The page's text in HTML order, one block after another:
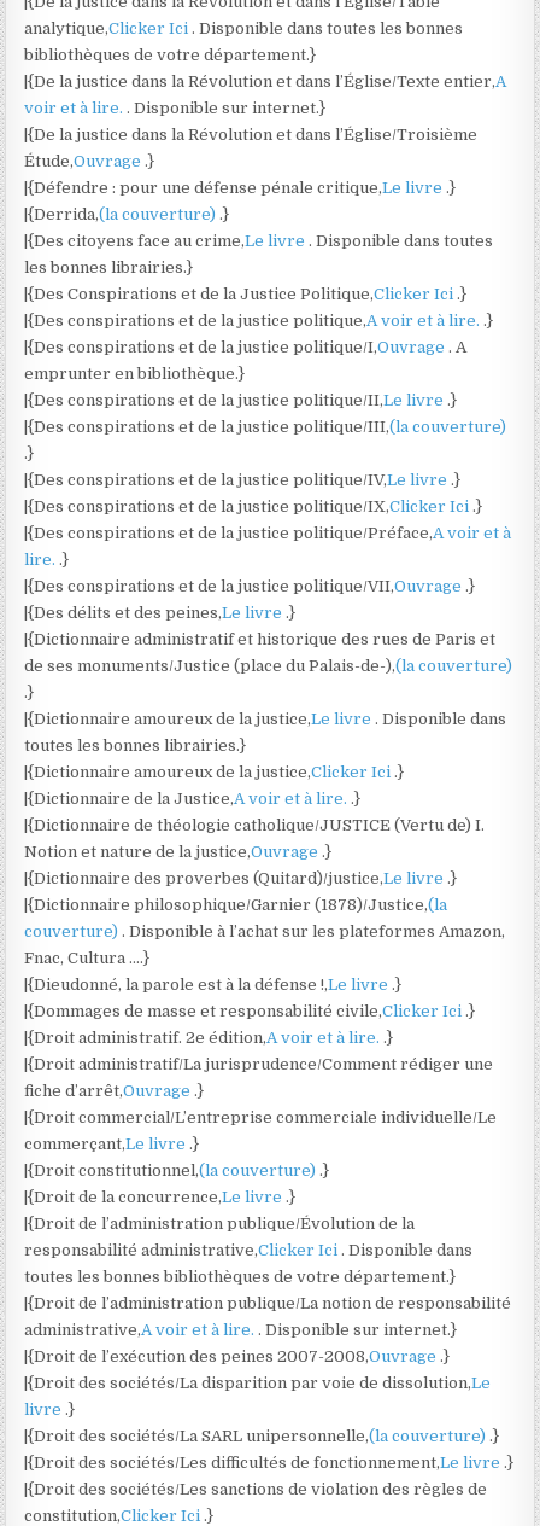
analytique,Clicker Ici. Disponible dans toutes les bonnes
bibliothèques de votre département.}
|{De la justice dans la Révolution et dans l’Église/Texte entier,A
voir et à lire.. Disponible sur internet.}
|{De la justice dans la Révolution et dans l’Église/Troisième
Étude,Ouvrage.}
|{Défendre : pour une défense pénale critique,Le livre.}
|{Derrida,(la couverture).}
|{Des citoyens face au crime,Le livre. Disponible dans toutes
les bonnes librairies.}
|{Des Conspirations et de la Justice Politique,Clicker Ici.}
|{Des conspirations et de la justice politique,A voir et à lire..}
|{Des conspirations et de la justice politique/I,Ouvrage. A
emprunter en bibliothèque.}
|{Des conspirations et de la justice politique/II,Le livre.}
|{Des conspirations et de la justice politique/III,(la couverture)
.}
|{Des conspirations et de la justice politique/IV,Le livre.}
|{Des conspirations et de la justice politique/IX,Clicker Ici.}
|{Des conspirations et de la justice politique/Préface,A voir et à
lire..}
|{Des conspirations et de la justice politique/VII,Ouvrage.}
|{Des délits et des peines,Le livre.}
|{Dictionnaire administratif et historique des rues de Paris et
de ses monuments/Justice (place du Palais-de-),(la couverture)
.}
|{Dictionnaire amoureux de la justice,Le livre. Disponible dans
toutes les bonnes librairies.}
|{Dictionnaire amoureux de la justice,Clicker Ici.}
|{Dictionnaire de la Justice,A voir et à lire..}
|{Dictionnaire de théologie catholique/JUSTICE (Vertu de) I.
Notion et nature de la justice,Ouvrage.}
|{Dictionnaire des proverbes (Quitard)/justice,Le livre.}
|{Dictionnaire philosophique/Garnier (1878)/Justice,(la
couverture). Disponible à l’achat sur les plateformes Amazon,
Fnac, Cultura ….}
|{Dieudonné, la parole est à la défense !,Le livre.}
|{Dommages de masse et responsabilité civile,Clicker Ici.}
|{Droit administratif. 2e édition,A voir et à lire..}
|{Droit administratif/La jurisprudence/Comment rédiger une
fiche d’arrêt,Ouvrage.}
|{Droit commercial/L’entreprise commerciale individuelle/Le
commerçant,Le livre.}
|{Droit constitutionnel,(la couverture).}
|{Droit de la concurrence,Le livre.}
|{Droit de l’administration publique/Évolution de la
responsabilité administrative,Clicker Ici. Disponible dans
toutes les bonnes bibliothèques de votre département.}
|{Droit de l’administration publique/La notion de responsabilité
administrative,A voir et à lire.. Disponible sur internet.}
|{Droit de l’exécution des peines 2007-2008,Ouvrage.}
|{Droit des sociétés/La disparition par voie de dissolution,Le
livre.}
|{Droit des sociétés/La SARL unipersonnelle,(la couverture).}
|{Droit des sociétés/Les difficultés de fonctionnement,Le livre.}
|{Droit des sociétés/Les sanctions de violation des règles de
constitution,Clicker Ici.}